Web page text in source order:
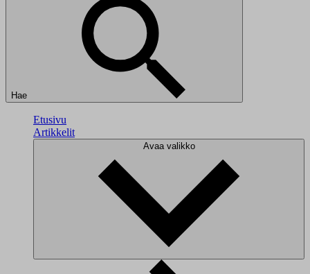
Hae
Etusivu
Artikkelit
Avaa valikko